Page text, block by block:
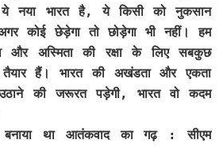
ये नया भारत है, ये किसी को नुकसान
कोई छेड़ेगा तो छोड़ेगा भी नहीं। हम
और अस्मिता की रक्षा के लिए सबकुछ
तैयार हैं। भारत की अखंडता और एकता
की जरूरत पड़ेगी, भारत वो कदम
था आतंकवाद का गढ़ : सीएम